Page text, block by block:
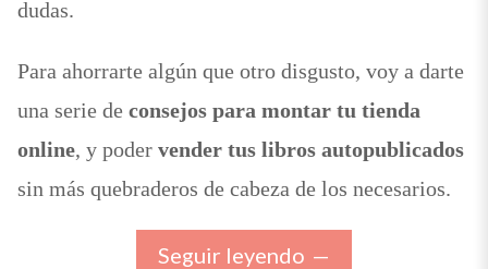
dudas.
Para ahorrarte algún que otro disgusto, voy a darte
una serie de consejos para montar tu tienda
online, y poder vender tus libros autopublicados
sin más quebraderos de cabeza de los necesarios.
Seguir leyendo